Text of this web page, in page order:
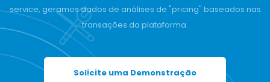
service, geramos dados de análises de "pricing" baseados nas
transações da plataforma.
Solicite uma Demonstração